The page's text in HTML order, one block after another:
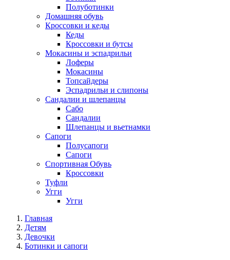
Полуботинки
Домашняя обувь
Кроссовки и кеды
Кеды
Кроссовки и бутсы
Мокасины и эспадрильи
Лоферы
Мокасины
Топсайдеры
Эспадрильи и слипоны
Сандалии и шлепанцы
Сабо
Сандалии
Шлепанцы и вьетнамки
Сапоги
Полусапоги
Сапоги
Спортивная Обувь
Кроссовки
Туфли
Угги
Угги
Главная
Детям
Девочки
Ботинки и сапоги